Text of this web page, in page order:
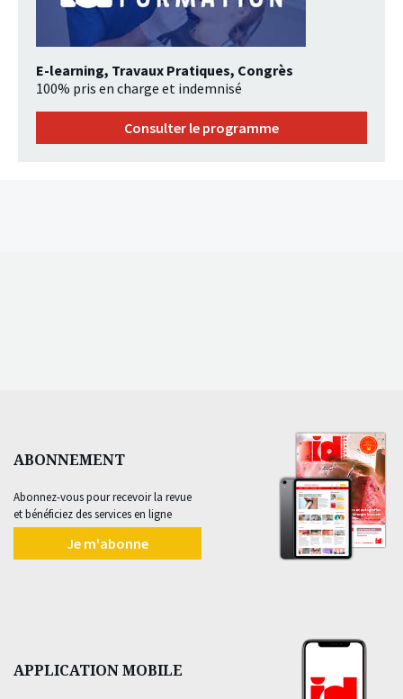
E-learning, Travaux Pratiques, Congrès
100% pris en charge et indemnisé
Consulter le programme
ABONNEMENT
Abonnez-vous pour recevoir la revue
et bénéficiez des services en ligne
Je m'abonne
APPLICATION MOBILE